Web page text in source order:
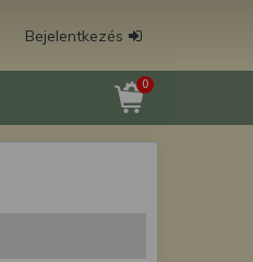
Bejelentkezés
0